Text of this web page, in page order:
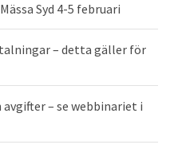
Syd 4-5 februari
– detta gäller för
– se webbinariet i